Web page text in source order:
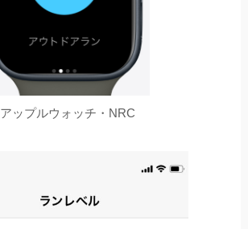
アップルウォッチ・NRC